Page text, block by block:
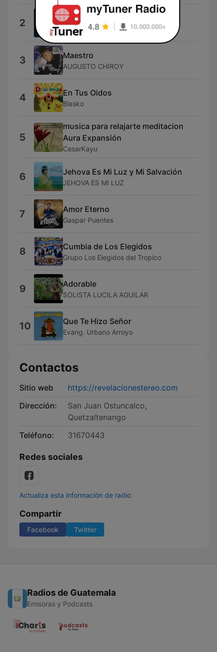
2 Cristo Es la Antorcha
Cristo es la Antorcha
3 Maestro
AUGUSTO CHIROY
4 En Tus Oidos
Blasko
5
musica para relajarte meditacion
Aura Expansión
CesarKayu
6 Jehova Es Mi Luz y Mi Salvación
JEHOVA ES MI LUZ
7 Amor Eterno
Gaspar Puentes
8 Cumbia de Los Elegidos
Grupo Los Elegidos del Tropico
9 Adorable
SOLISTA LUCILA AGUILAR
10 Que Te Hizo Señor
Evang. Urbano Arroyo
Contactos
Sitio web
https://revelacionestereo.com
Dirección:
San Juan Ostuncalco,
Quetzaltenango
Teléfono:
31670443
Redes sociales
Actualiza esta información de radio
Compartir
Facebook Twitter
Radios de Guatemala
Emisoras y Podcasts